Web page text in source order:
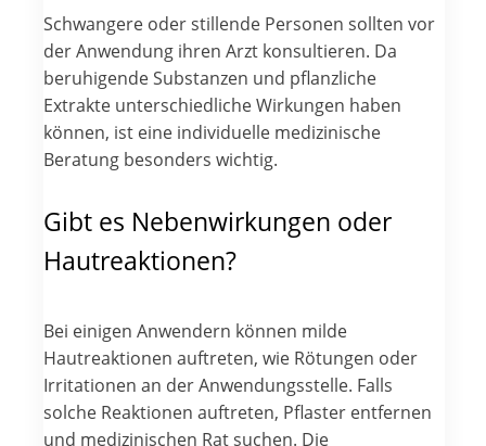
Schwangere oder stillende Personen sollten vor
der Anwendung ihren Arzt konsultieren. Da
beruhigende Substanzen und pflanzliche
Extrakte unterschiedliche Wirkungen haben
können, ist eine individuelle medizinische
Beratung besonders wichtig.
Gibt es Nebenwirkungen oder
Hautreaktionen?
Bei einigen Anwendern können milde
Hautreaktionen auftreten, wie Rötungen oder
Irritationen an der Anwendungsstelle. Falls
solche Reaktionen auftreten, Pflaster entfernen
und medizinischen Rat suchen. Die